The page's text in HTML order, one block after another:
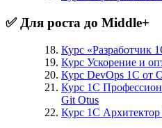
✅ Для роста до Middle+
Курс «Разработчик
Курс Ускорение и
Курс DevOps 1С от
Курс 1С
Git Otus
Курс 1С Архитектор